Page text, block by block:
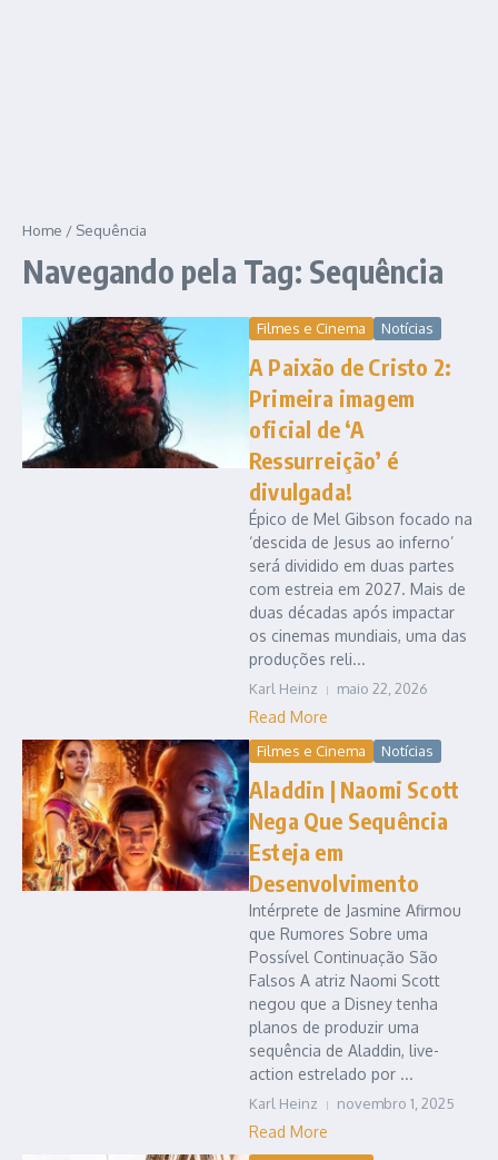
Home / Sequência
Navegando pela Tag: Sequência
Filmes e Cinema Notícias
A Paixão de Cristo 2:
Primeira imagem
oficial de ‘A
Ressurreição’ é
divulgada!
Épico de Mel Gibson focado na
‘descida de Jesus ao inferno’
será dividido em duas partes
com estreia em 2027. Mais de
duas décadas após impactar
os cinemas mundiais, uma das
produções reli...
Karl Heinz maio 22, 2026
Read More
Filmes e Cinema Notícias
Aladdin | Naomi Scott
Nega Que Sequência
Esteja em
Desenvolvimento
Intérprete de Jasmine Afirmou
que Rumores Sobre uma
Possível Continuação São
Falsos A atriz Naomi Scott
negou que a Disney tenha
planos de produzir uma
sequência de Aladdin, live-
action estrelado por ...
Karl Heinz novembro 1, 2025
Read More